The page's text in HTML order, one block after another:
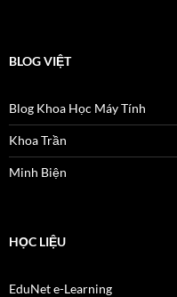
BLOG VIỆT
Blog Khoa Học Máy Tính
Khoa Trần
Minh Biện
HỌC LIỆU
EduNet e-Learning